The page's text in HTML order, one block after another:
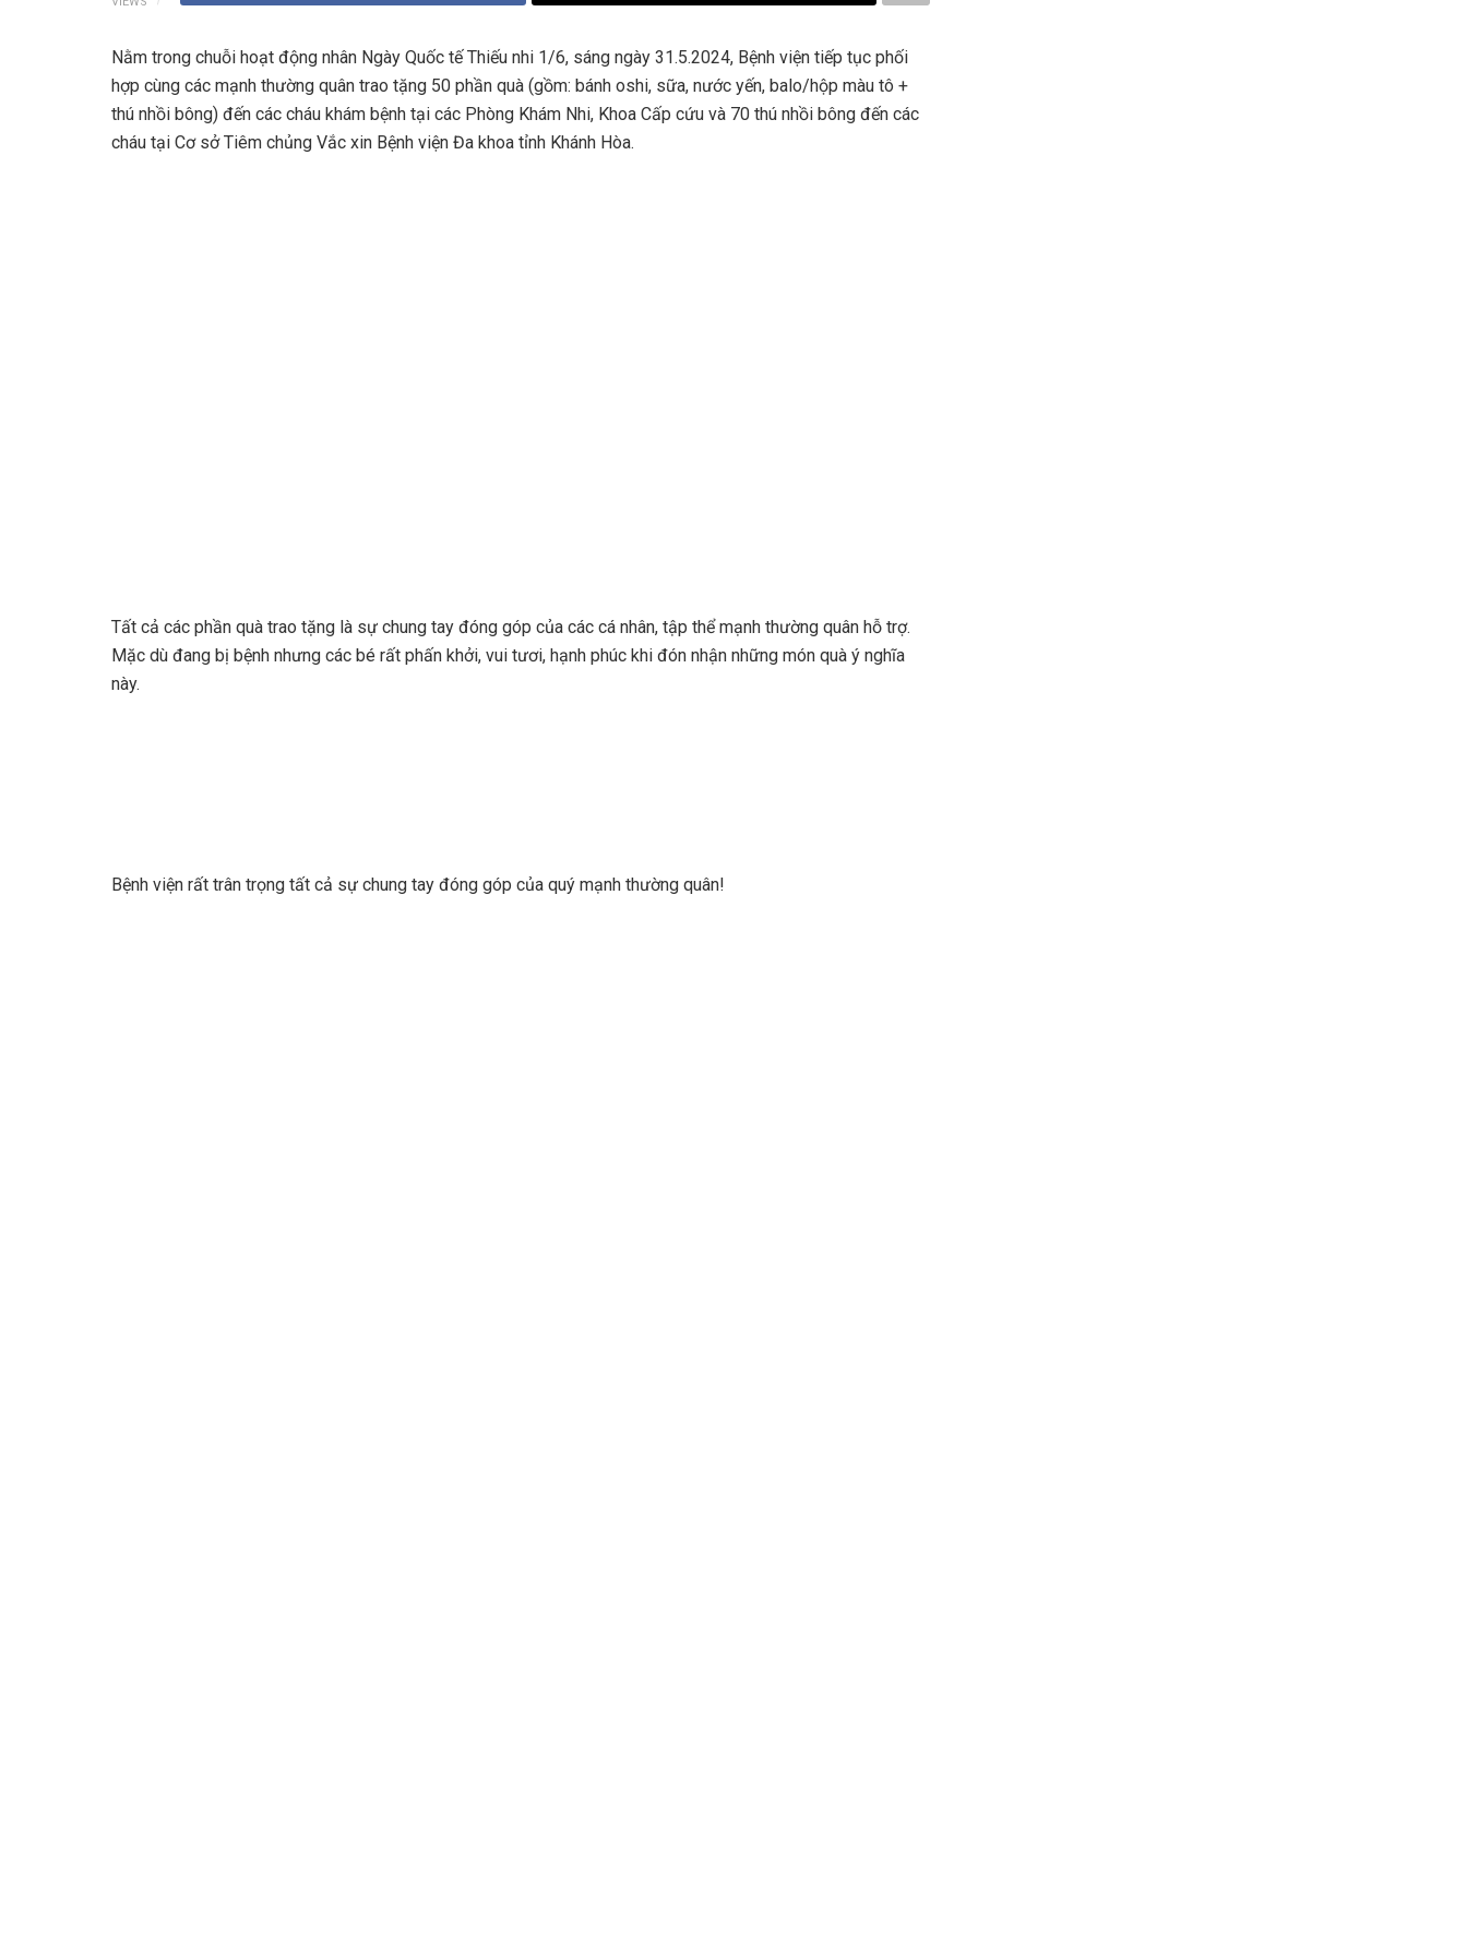
Nằm trong chuỗi hoạt động nhân Ngày Quốc tế Thiếu nhi 1/6, sáng ngày 31.5.2024, Bệnh viện tiếp tục phối
hợp cùng các mạnh thường quân trao tặng 50 phần quà (gồm: bánh oshi, sữa, nước yến, balo/hộp màu tô +
thú nhồi bông) đến các cháu khám bệnh tại các Phòng Khám Nhi, Khoa Cấp cứu và 70 thú nhồi bông đến các
cháu tại Cơ sở Tiêm chủng Vắc xin Bệnh viện Đa khoa tỉnh Khánh Hòa.
Tất cả các phần quà trao tặng là sự chung tay đóng góp của các cá nhân, tập thể mạnh thường quân hỗ trợ.
Mặc dù đang bị bệnh nhưng các bé rất phấn khởi, vui tươi, hạnh phúc khi đón nhận những món quà ý nghĩa
này.
Bệnh viện rất trân trọng tất cả sự chung tay đóng góp của quý mạnh thường quân!